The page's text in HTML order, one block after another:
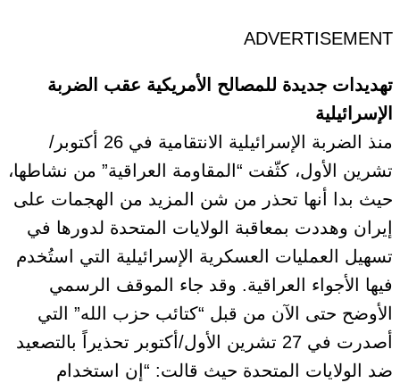
ADVERTISEMENT
تهديدات جديدة للمصالح الأمريكية عقب الضربة
الإسرائيلية
منذ الضربة الإسرائيلية الانتقامية في 26 أكتوبر/
تشرين الأول، كثّفت “المقاومة العراقية” من نشاطها،
حيث بدا أنها تحذر من شن المزيد من الهجمات على
إيران وهددت بمعاقبة الولايات المتحدة لدورها في
تسهيل العمليات العسكرية الإسرائيلية التي استُخدم
فيها الأجواء العراقية. وقد جاء الموقف الرسمي
الأوضح حتى الآن من قبل “كتائب حزب الله” التي
أصدرت في 27 تشرين الأول/أكتوبر تحذيراً بالتصعيد
ضد الولايات المتحدة حيث قالت: “إن استخدام